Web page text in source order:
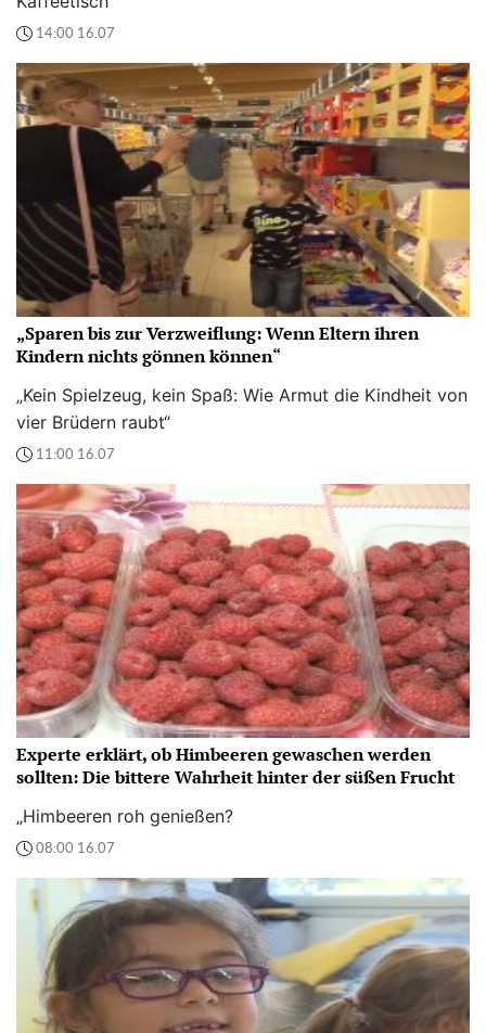
14:00 16.07
„Sparen bis zur Verzweiflung: Wenn Eltern ihren
Kindern nichts gönnen können“
„Kein Spielzeug, kein Spaß: Wie Armut die Kindheit von
vier Brüdern raubt“
11:00 16.07
Experte erklärt, ob Himbeeren gewaschen werden
sollten: Die bittere Wahrheit hinter der süßen Frucht
„Himbeeren roh genießen?
08:00 16.07